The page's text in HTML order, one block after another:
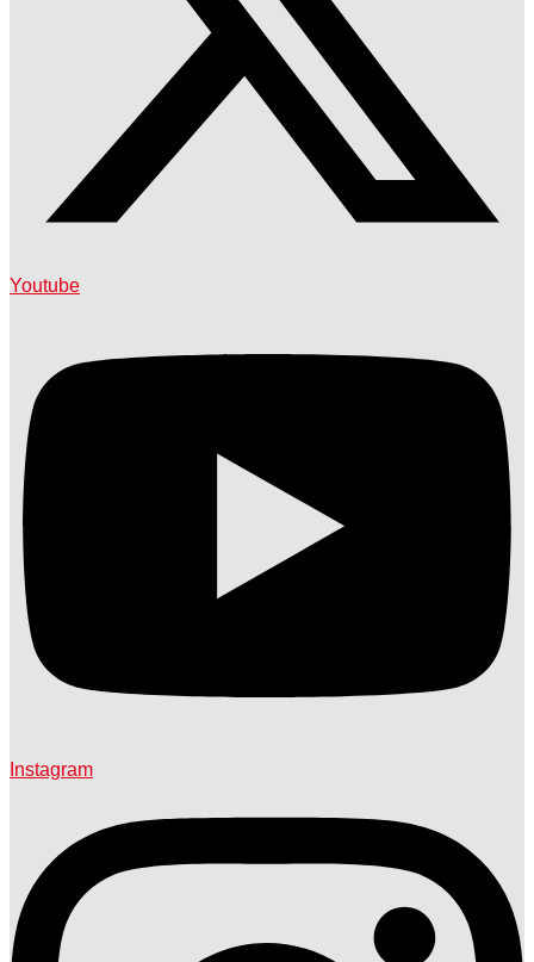
Youtube
Instagram